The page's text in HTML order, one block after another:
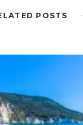
POSTS